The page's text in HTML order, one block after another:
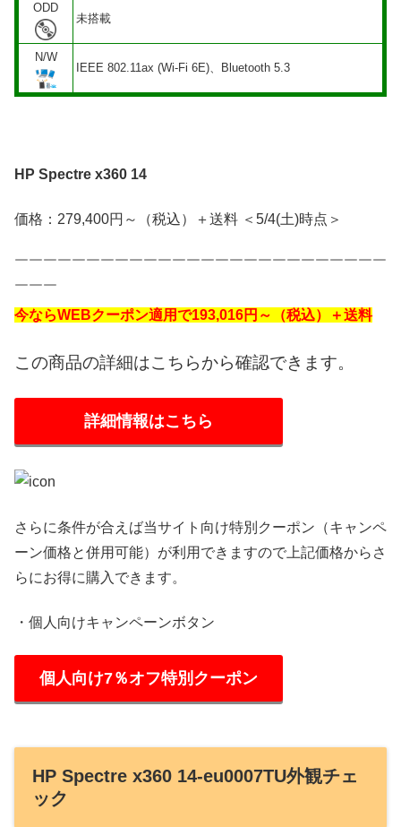
ODD
未搭載
N/W
IEEE 802.11ax (Wi-Fi 6E)、Bluetooth 5.3
HP Spectre x360 14
価格：279,400円～（税込）＋送料 ＜5/4(土)時点＞
￣￣￣￣￣￣￣￣￣￣￣￣￣￣￣￣￣￣￣￣￣￣￣￣￣￣
￣￣￣
今ならWEBクーポン適用で193,016円～（税込）＋送料
この商品の詳細はこちらから確認できます。
詳細情報はこちら
さらに条件が合えば当サイト向け特別クーポン（キャンペ
ーン価格と併用可能）が利用できますので上記価格からさ
らにお得に購入できます。
・個人向けキャンペーンボタン
個人向け7％オフ特別クーポン
HP Spectre x360 14-eu0007TU外観チェ
ック